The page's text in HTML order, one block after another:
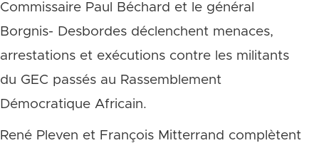
Commissaire Paul Béchard et le général
Borgnis- Desbordes déclenchent menaces,
arrestations et exécutions contre les militants
du GEC passés au Rassemblement
Démocratique Africain.
René Pleven et François Mitterrand complètent